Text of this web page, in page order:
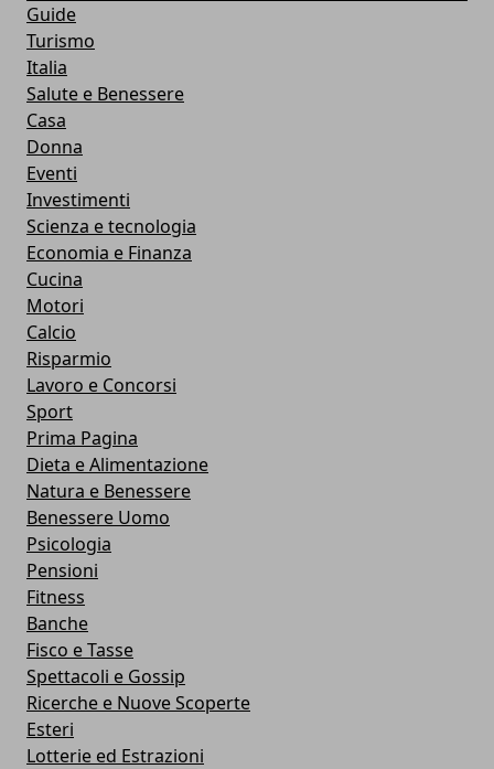
Guide
Turismo
Italia
Salute e Benessere
Casa
Donna
Eventi
Investimenti
Scienza e tecnologia
Economia e Finanza
Cucina
Motori
Calcio
Risparmio
Lavoro e Concorsi
Sport
Prima Pagina
Dieta e Alimentazione
Natura e Benessere
Benessere Uomo
Psicologia
Pensioni
Fitness
Banche
Fisco e Tasse
Spettacoli e Gossip
Ricerche e Nuove Scoperte
Esteri
Lotterie ed Estrazioni